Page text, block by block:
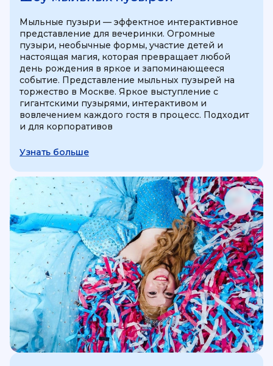
Мыльные пузыри — эффектное интерактивное
представление для вечеринки. Огромные
пузыри, необычные формы, участие детей и
настоящая магия, которая превращает любой
день рождения в яркое и запоминающееся
событие. Представление мыльных пузырей на
торжество в Москве. Яркое выступление с
гигантскими пузырями, интерактивом и
вовлечением каждого гостя в процесс. Подходит
и для корпоративов
Узнать больше